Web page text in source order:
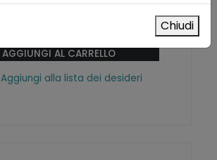
Libri e manuali
AGGIUNGI AL CARRELLO
Aggiungi alla lista dei desideri
Chiudi